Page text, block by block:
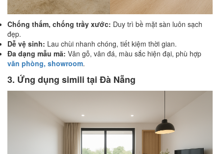
Chống thấm, chống trầy xước: Duy trì bề mặt sàn luôn sạch
đẹp.
Dễ vệ sinh: Lau chùi nhanh chóng, tiết kiệm thời gian.
Đa dạng mẫu mã: Vân gỗ, vân đá, màu sắc hiện đại, phù hợp
văn phòng, showroom.
3. Ứng dụng simili tại Đà Nẵng